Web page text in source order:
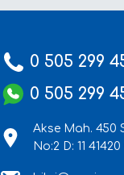
0 505 299
0 505 299
Akse Mah. 450
No:2 D: 11